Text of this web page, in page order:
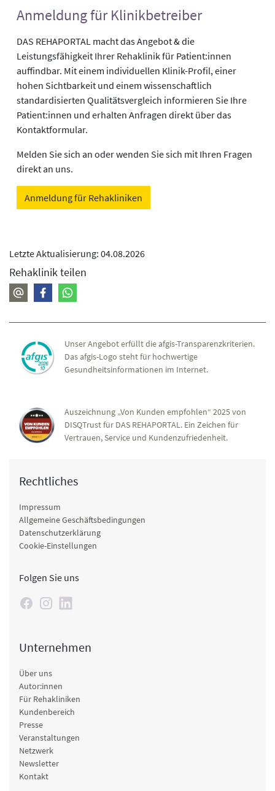
Anmeldung für Klinikbetreiber
DAS REHAPORTAL macht das Angebot & die
Leistungsfähigkeit Ihrer Rehaklinik für Patient:innen
auffindbar. Mit einem individuellen Klinik-Profil, einer
hohen Sichtbarkeit und einem wissenschaftlich
standardisierten Qualitätsvergleich informieren Sie Ihre
Patient:innen und erhalten Anfragen direkt über das
Kontaktformular.
Melden Sie sich an oder wenden Sie sich mit Ihren Fragen
direkt an uns.
Anmeldung für Rehakliniken
Letzte Aktualisierung: 04.08.2026
Rehaklinik teilen
Unser Angebot erfüllt die afgis-Transparenzkriterien.
Das afgis-Logo steht für hochwertige
Gesundheitsinformationen im Internet.
Auszeichnung „Von Kunden empfohlen“ 2025 von
DISQTrust für DAS REHAPORTAL. Ein Zeichen für
Vertrauen, Service und Kundenzufriedenheit.
Rechtliches
Impressum
Allgemeine Geschäftsbedingungen
Datenschutzerklärung
Cookie-Einstellungen
Folgen Sie uns
Unternehmen
Über uns
Autor:innen
Für Rehakliniken
Kundenbereich
Presse
Veranstaltungen
Netzwerk
Newsletter
Kontakt